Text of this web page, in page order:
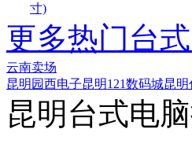
寸)
更多热门台
云南卖场
昆明园西电子昆明121数码城昆明
昆明台式电